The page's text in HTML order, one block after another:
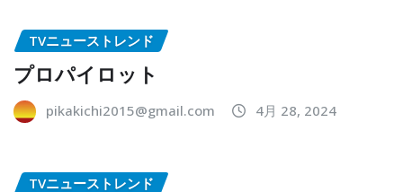
TVニューストレンド
プロパイロット
pikakichi2015@gmail.com 4月 28, 2024
TVニューストレンド